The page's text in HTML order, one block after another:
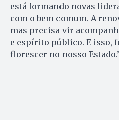
está formando novas
com o bem comum. A
mas precisa vir
e espírito público. E isso,
florescer no nosso